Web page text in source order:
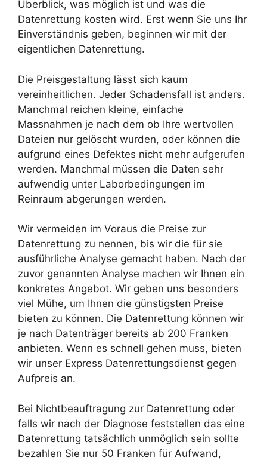
Überblick, was möglich ist und was die
Datenrettung kosten wird. Erst wenn Sie uns Ihr
Einverständnis geben, beginnen wir mit der
eigentlichen Datenrettung.
Die Preisgestaltung lässt sich kaum
vereinheitlichen. Jeder Schadensfall ist anders.
Manchmal reichen kleine, einfache
Massnahmen je nach dem ob Ihre wertvollen
Dateien nur gelöscht wurden, oder können die
aufgrund eines Defektes nicht mehr aufgerufen
werden. Manchmal müssen die Daten sehr
aufwendig unter Laborbedingungen im
Reinraum abgerungen werden.
Wir vermeiden im Voraus die Preise zur
Datenrettung zu nennen, bis wir die für sie
ausführliche Analyse gemacht haben. Nach der
zuvor genannten Analyse machen wir Ihnen ein
konkretes Angebot. Wir geben uns besonders
viel Mühe, um Ihnen die günstigsten Preise
bieten zu können. Die Datenrettung können wir
je nach Datenträger bereits ab 200 Franken
anbieten. Wenn es schnell gehen muss, bieten
wir unser Express Datenrettungsdienst gegen
Aufpreis an.
Bei Nichtbeauftragung zur Datenrettung oder
falls wir nach der Diagnose feststellen das eine
Datenrettung tatsächlich unmöglich sein sollte
bezahlen Sie nur 50 Franken für Aufwand,